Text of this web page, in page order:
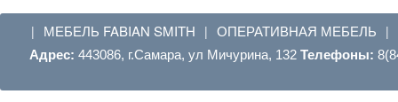
| МЕБЕЛЬ FABIAN SMITH | ОПЕРАТИВНАЯ МЕБЕЛЬ |
Адрес: 443086, г.Самара, ул Мичурина, 132 Телефоны: